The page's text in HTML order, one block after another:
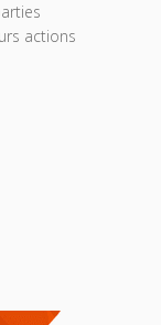
actions